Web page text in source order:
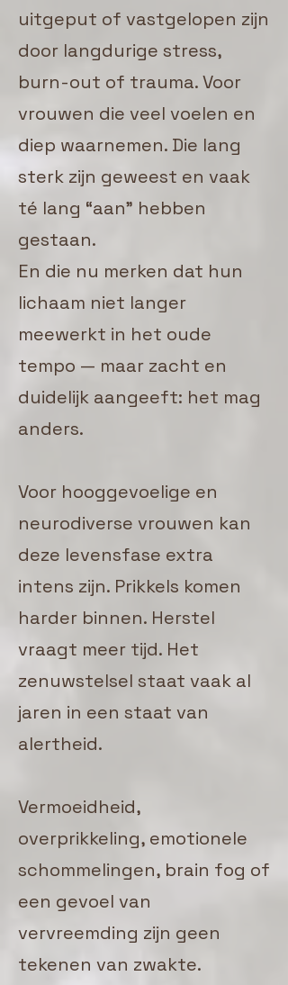
uitgeput of vastgelopen zijn
door langdurige stress,
burn-out of trauma. Voor
vrouwen die veel voelen en
diep waarnemen. Die lang
sterk zijn geweest en vaak
té lang “aan” hebben
gestaan.
En die nu merken dat hun
lichaam niet langer
meewerkt in het oude
tempo — maar zacht en
duidelijk aangeeft: het mag
anders.
Voor hooggevoelige en
neurodiverse vrouwen kan
deze levensfase extra
intens zijn. Prikkels komen
harder binnen. Herstel
vraagt meer tijd. Het
zenuwstelsel staat vaak al
jaren in een staat van
alertheid.
Vermoeidheid,
overprikkeling, emotionele
schommelingen, brain fog of
een gevoel van
vervreemding zijn geen
tekenen van zwakte.